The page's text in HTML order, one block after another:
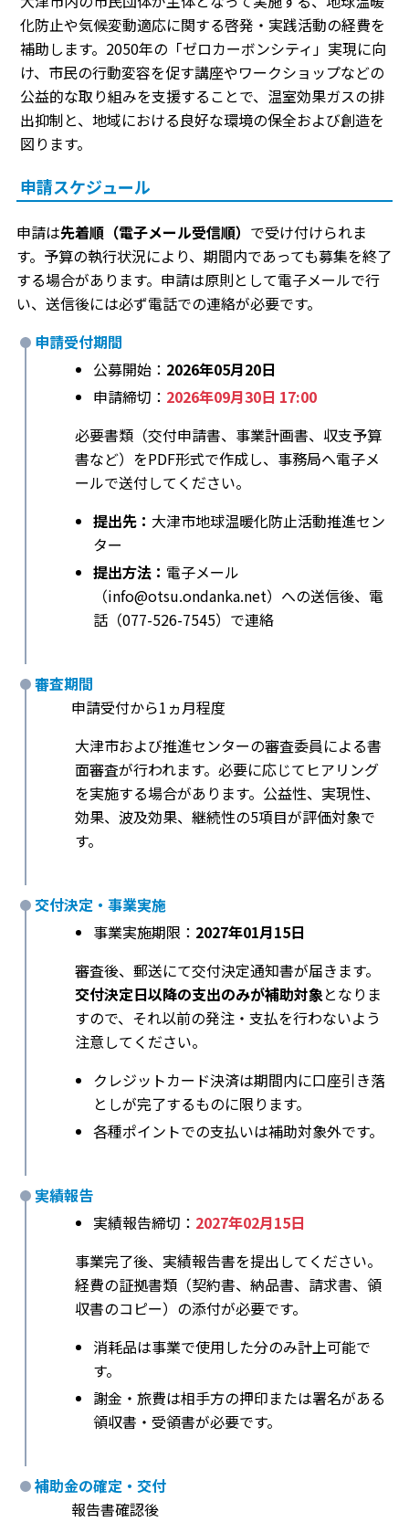
化防止や気候変動適応に関する啓発・実践活動の経費を
補助します。2050年の「ゼロカーボンシティ」実現に向
け、市民の行動変容を促す講座やワークショップなどの
公益的な取り組みを支援することで、温室効果ガスの排
出抑制と、地域における良好な環境の保全および創造を
図ります。
申請スケジュール
申請は先着順（電子メール受信順） で受け付けられま
す。予算の執行状況により、期間内であっても募集を終了
する場合があります。申請は原則として電子メールで行
い、送信後には必ず電話での連絡が必要です。
申請受付期間
公募開始： 2026年05月20日
申請締切： 2026年09月30日 17:00
必要書類（交付申請書、事業計画書、収支予算
書など）をPDF形式で作成し、事務局へ電子メ
ールで送付してください。
提出先： 大津市地球温暖化防止活動推進セン
ター
提出方法： 電子メール
（info@otsu.ondanka.net）への送信後、電
話（077-526-7545）で連絡
審査期間
申請受付から1ヵ月程度
大津市および推進センターの審査委員による書
面審査が行われます。必要に応じてヒアリング
を実施する場合があります。公益性、実現性、
効果、波及効果、継続性の5項目が評価対象で
す。
交付決定・事業実施
事業実施期限： 2027年01月15日
審査後、郵送にて交付決定通知書が届きます。
交付決定日以降の支出のみが補助対象となりま
すので、それ以前の発注・支払を行わないよう
注意してください。
クレジットカード決済は期間内に口座引き落
としが完了するものに限ります。
各種ポイントでの支払いは補助対象外です。
実績報告
実績報告締切： 2027年02月15日
事業完了後、実績報告書を提出してください。
経費の証拠書類（契約書、納品書、請求書、領
収書のコピー）の添付が必要です。
消耗品は事業で使用した分のみ計上可能で
す。
謝金・旅費は相手方の押印または署名がある
領収書・受領書が必要です。
補助金の確定・交付
報告書確認後